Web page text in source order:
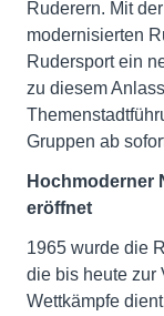
Ruderern. Mit
modernisierten
Rudersport ein
zu diesem
Gruppen ab
Hochmoderner
eröffnet
1965 wurde die
die bis heute zur
Wettkämpfe